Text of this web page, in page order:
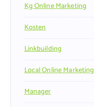
Kg Online Marketing
Kosten
Linkbuilding
Local Online Marketing
Manager